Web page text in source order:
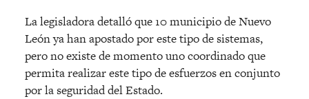
La legisladora detalló que 10 municipio de Nuevo
León ya han apostado por este tipo de sistemas,
pero no existe de momento uno coordinado que
permita realizar este tipo de esfuerzos en conjunto
por la seguridad del Estado.